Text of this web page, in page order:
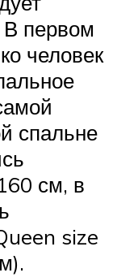
В первом
человек
спальне
см, в
size